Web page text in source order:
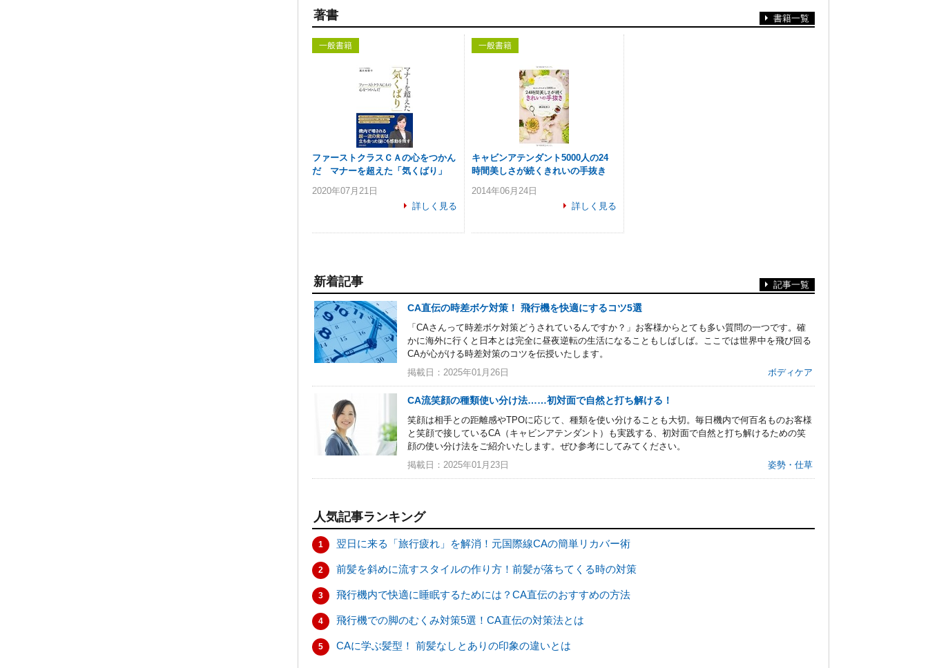
著書 書籍一覧
一般書籍
ファーストクラスＣＡの心をつかん
だ マナーを超えた「気くばり」
2020年07月21日
詳しく見る
一般書籍
キャビンアテンダント5000人の24
時間美しさが続くきれいの手抜き
2014年06月24日
詳しく見る
新着記事 記事一覧
CA直伝の時差ボケ対策！ 飛行機を快適にするコツ5選
「CAさんって時差ボケ対策どうされているんですか？」お客様からとても多い質問の一つです。確
かに海外に行くと日本とは完全に昼夜逆転の生活になることもしばしば。ここでは世界中を飛び回る
CAが心がける時差対策のコツを伝授いたします。
掲載日：2025年01月26日
ボディケア
CA流笑顔の種類使い分け法……初対面で自然と打ち解ける！
笑顔は相手との距離感やTPOに応じて、種類を使い分けることも大切。毎日機内で何百名ものお客様
と笑顔で接しているCA（キャビンアテンダント）も実践する、初対面で自然と打ち解けるための笑
顔の使い分け法をご紹介いたします。ぜひ参考にしてみてください。
掲載日：2025年01月23日
姿勢・仕草
人気記事ランキング
1 翌日に来る「旅行疲れ」を解消！元国際線CAの簡単リカバー術
2 前髪を斜めに流すスタイルの作り方！前髪が落ちてくる時の対策
3 飛行機内で快適に睡眠するためには？CA直伝のおすすめの方法
4 飛行機での脚のむくみ対策5選！CA直伝の対策法とは
5 CAに学ぶ髪型！ 前髪なしとありの印象の違いとは